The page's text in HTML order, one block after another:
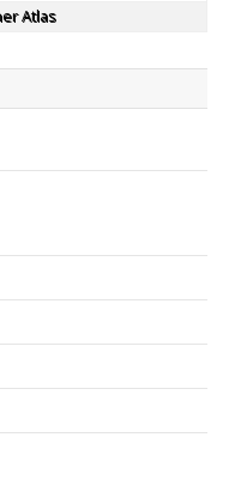
Atlas